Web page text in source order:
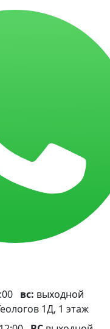
вс: выходной
1Д, 1 этаж